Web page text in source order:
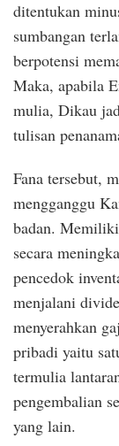
ditentukan
sumbangan
berpotensi
Maka, apabila
mulia, Dikau
tulisan
Fana tersebut,
mengganggu
badan.
secara
pencedok
menjalani
menyerahkan
pribadi yaitu
termulia
pengembalian
yang lain.